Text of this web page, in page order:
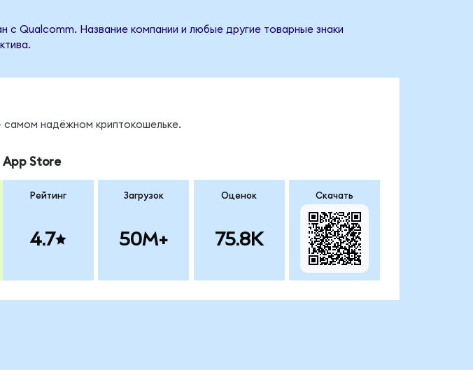
Qualcomm. Название компании и любые другие товарные знаки
самом надёжном криптокошельке.
App Store
Рейтинг
4.7
Загрузок
50M+
Оценок
75.8K
Скачать